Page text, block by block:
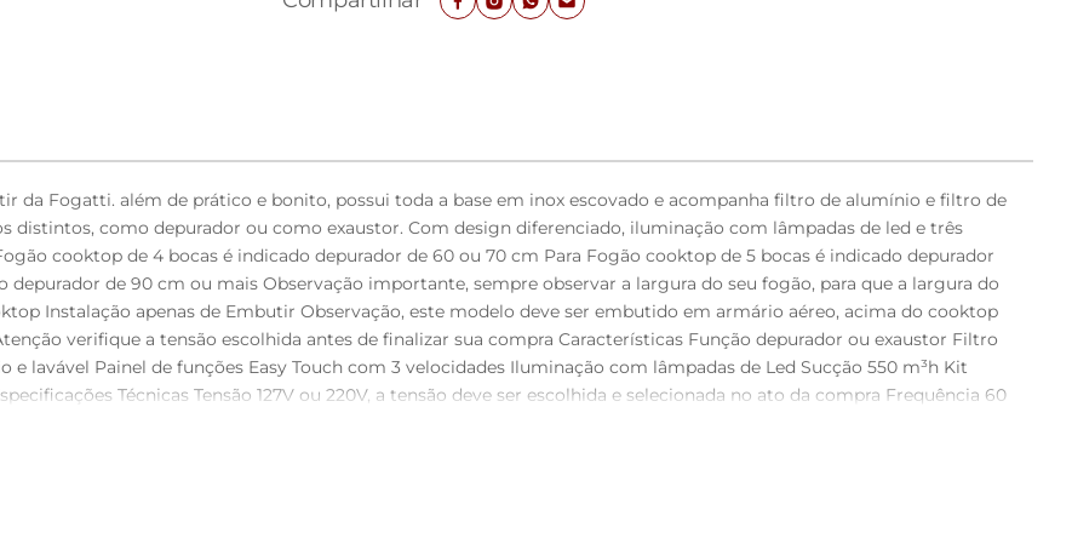
da Fogatti. além de prático e bonito, possui toda a base em inox escovado e acompanha filtro de alumínio e filtro de
distintos, como depurador ou como exaustor. Com design diferenciado, iluminação com lâmpadas de led e três
cooktop de 4 bocas é indicado depurador de 60 ou 70 cm Para Fogão cooktop de 5 bocas é indicado depurador
de 90 cm ou mais Observação importante, sempre observar a largura do seu fogão, para que a largura do
Instalação apenas de Embutir Observação, este modelo deve ser embutido em armário aéreo, acima do cooktop
verifique a tensão escolhida antes de finalizar sua compra Características Função depurador ou exaustor Filtro
lavável Painel de funções Easy Touch com 3 velocidades Iluminação com lâmpadas de Led Sucção 550 m³h Kit
Técnicas Tensão 127V ou 220V, a tensão deve ser escolhida e selecionada no ato da compra Frequência 60
Altura: 25,2 cm Largura: 23 cm Profundidade: 22 cm sendo que a Caixa do motor ficará embutida no móvel